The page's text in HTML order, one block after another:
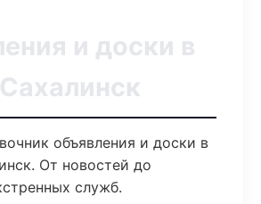
и доски в
объявления и доски в
От новостей до
служб.